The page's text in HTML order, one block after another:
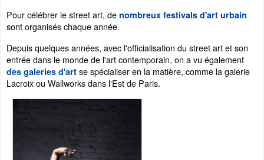
Pour célébrer le street art, de nombreux festivals d'art urbain
sont organisés chaque année.
Depuis quelques années, avec l'officialisation du street art et son
entrée dans le monde de l'art contemporain, on a vu également
des galeries d'art se spécialiser en la matière, comme la galerie
Lacroix ou Wallworks dans l'Est de Paris.